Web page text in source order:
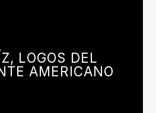
LOGOS DEL
AMERICANO